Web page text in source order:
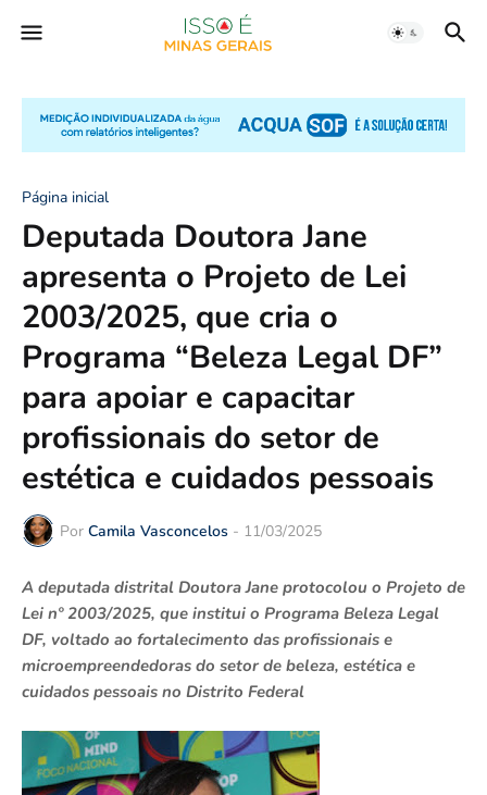
Página inicial
Deputada Doutora Jane
apresenta o Projeto de Lei
2003/2025, que cria o
Programa “Beleza Legal DF”
para apoiar e capacitar
profissionais do setor de
estética e cuidados pessoais
Por Camila Vasconcelos - 11/03/2025
A deputada distrital Doutora Jane protocolou o Projeto de
Lei nº 2003/2025, que institui o Programa Beleza Legal
DF, voltado ao fortalecimento das profissionais e
microempreendedoras do setor de beleza, estética e
cuidados pessoais no Distrito Federal